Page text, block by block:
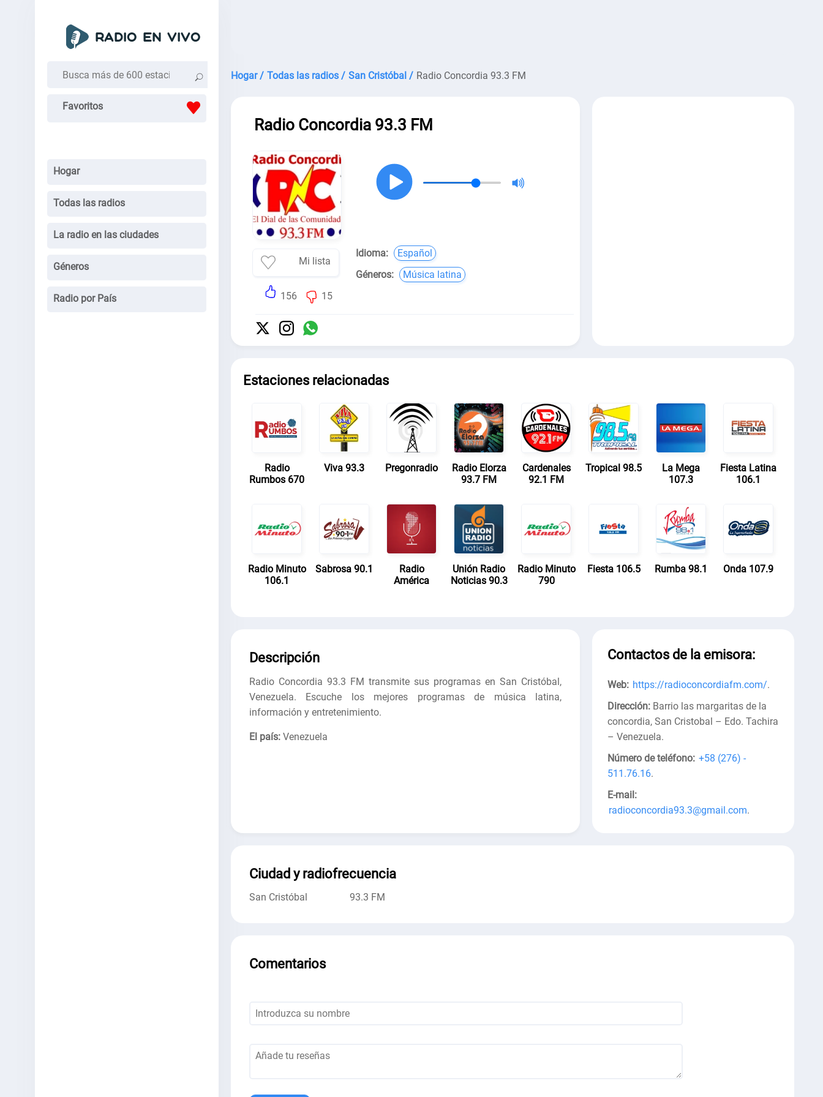
Favoritos
Hogar
Todas las radios
La radio en las ciudades
Géneros
Radio por País
Hogar / Todas las radios / San Cristóbal / Radio Concordia 93.3 FM
Radio Concordia 93.3 FM
Mi lista
156 15
Idioma:
Español
Géneros:
Música latina
Estaciones relacionadas
Radio
Rumbos 670
Viva 93.3 Pregonradio
Radio Elorza
93.7 FM
Cardenales
92.1 FM
Tropical 98.5
La Mega
107.3
Fiesta Latina
106.1
Radio Minuto
106.1
Sabrosa 90.1
Radio
América
Unión Radio
Noticias 90.3
Radio Minuto
790
Fiesta 106.5 Rumba 98.1 Onda 107.9
Descripción
Radio Concordia 93.3 FM transmite sus programas en San Cristóbal,
Venezuela. Escuche los mejores programas de música latina,
información y entretenimiento.
El país: Venezuela
Contactos de la emisora:
Web: https://radioconcordiafm.com/.
Dirección: Barrio las margaritas de la
concordia, San Cristobal – Edo. Tachira
– Venezuela.
Número de teléfono: +58 (276) -
511.76.16.
E-mail:
radioconcordia93.3@gmail.com.
Ciudad y radiofrecuencia
San Cristóbal 93.3 FM
Comentarios